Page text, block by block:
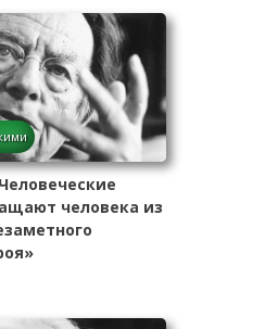
человека из